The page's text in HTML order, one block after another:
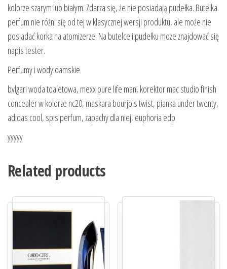
kolorze szarym lub białym. Zdarza się, że nie posiadają pudełka. Butelka
perfum nie różni się od tej w klasycznej wersji produktu, ale może nie
posiadać korka na atomizerze. Na butelce i pudełku może znajdować się
napis tester.
Perfumy i wody damskie
bvlgari woda toaletowa, mexx pure life man, korektor mac studio finish
concealer w kolorze nc20, maskara bourjois twist, pianka under twenty,
adidas cool, spis perfum, zapachy dla niej, euphoria edp
yyyyy
Related products